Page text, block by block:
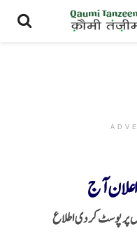
آج
پر پوسٹ کر دی اطلاع